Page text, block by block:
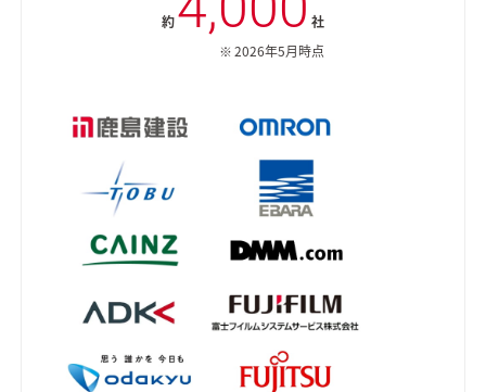
約
社
2026年5月時点